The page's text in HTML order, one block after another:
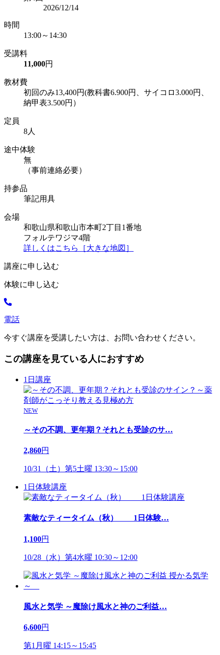
2026/12/14
時間
13:00～14:30
受講料
11,000円
教材費
初回のみ13,400円(教科書6.900円、サイコロ3.000円、
納甲表3.500円）
定員
8人
途中体験
無
（事前連絡必要）
持参品
筆記用具
会場
和歌山県和歌山市本町2丁目1番地
フォルテワジマ4階
詳しくはこちら［大きな地図］
講座に申し込む
体験に申し込む
電話
今すぐ講座を受講したい方は、お問い合わせください。
この講座を見ている人におすすめ
1日講座
NEW
～その不調、更年期？それとも受診のサ…
2,860円
10/31（土）第5土曜 13:30～15:00
1日体験講座
素敵なティータイム（秋） 1日体験…
1,100円
10/28（水）第4水曜 10:30～12:00
風水と気学 ～魔除け風水と神のご利益…
6,600円
第1月曜 14:15～15:45